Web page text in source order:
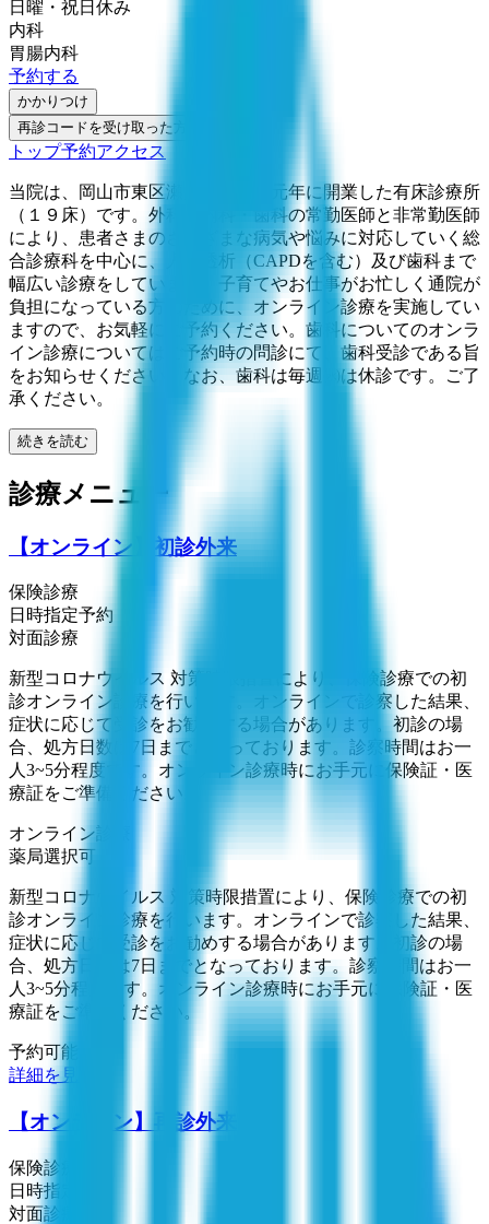
日曜・祝日 休み
内科
胃腸内科
予約する
かかりつけ
再診コードを受け取った方はこちら
トップ予約アクセス
当院は、岡山市東区瀬戸町に平成元年に開業した有床診療所
（１９床）です。外科・内科・歯科の常勤医師と非常勤医師
により、患者さまのさまざまな病気や悩みに対応していく総
合診療科を中心に、人工透析（CAPDを含む）及び歯科まで
幅広い診療をしています。子育てやお仕事がお忙しく通院が
負担になっている方のために、オンライン診療を実施してい
ますので、お気軽にご予約ください。歯科についてのオンラ
イン診療についてはご予約時の問診にて、歯科受診である旨
をお知らせください。なお、歯科は毎週㈬は休診です。ご了
承ください。
続きを読む
診療メニュー
【オンライン】初診外来
保険診療
日時指定予約
対面診療
新型コロナウイルス 対策時限措置により、保険診療での初
診オンライン診療を行います。オンラインで診察した結果、
症状に応じて受診をお勧めする場合があります。初診の場
合、処方日数は7日までとなっております。診察時間はお一
人3~5分程度です。オンライン診療時にお手元に保険証・医
療証をご準備ください。
オンライン診療
薬局選択可
新型コロナウイルス 対策時限措置により、保険診療での初
診オンライン診療を行います。オンラインで診察した結果、
症状に応じて受診をお勧めする場合があります。初診の場
合、処方日数は7日までとなっております。診察時間はお一
人3~5分程度です。オンライン診療時にお手元に保険証・医
療証をご準備ください。
予約可能：
詳細を見る
【オンライン】再診外来
保険診療
日時指定予約
対面診療